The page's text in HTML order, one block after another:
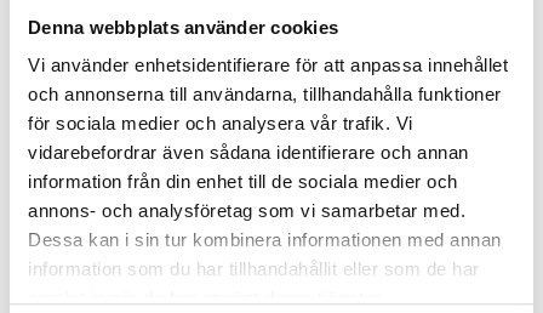
Denna webbplats använder cookies
Vi använder enhetsidentifierare för att anpassa innehållet
och annonserna till användarna, tillhandahålla funktioner
för sociala medier och analysera vår trafik. Vi
vidarebefordrar även sådana identifierare och annan
information från din enhet till de sociala medier och
annons- och analysföretag som vi samarbetar med.
Dessa kan i sin tur kombinera informationen med annan
information som du har tillhandahållit eller som de har
Brewtools
Silicone Gasket 34 mm TC
DN15 Brewtools
25 kr
Brewtools
Tri-Clamp 34 mm Brewtools
85 kr
OTHERS ALSO BOUGHT